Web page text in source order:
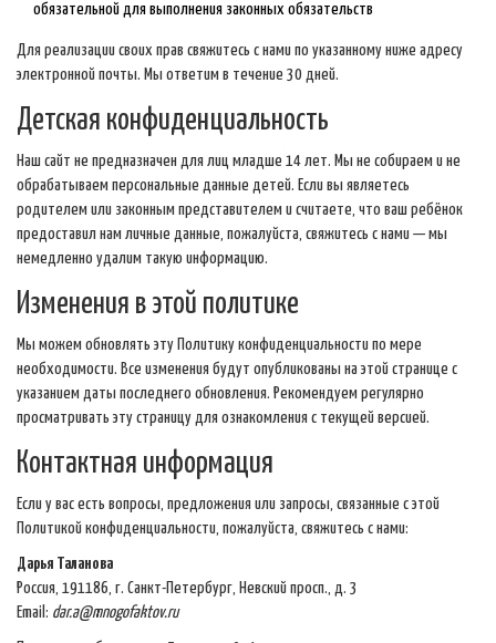
обязательной для выполнения законных обязательств
Для реализации своих прав свяжитесь с нами по указанному ниже адресу
электронной почты. Мы ответим в течение 30 дней.
Детская конфиденциальность
Наш сайт не предназначен для лиц младше 14 лет. Мы не собираем и не
обрабатываем персональные данные детей. Если вы являетесь
родителем или законным представителем и считаете, что ваш ребёнок
предоставил нам личные данные, пожалуйста, свяжитесь с нами — мы
немедленно удалим такую информацию.
Изменения в этой политике
Мы можем обновлять эту Политику конфиденциальности по мере
необходимости. Все изменения будут опубликованы на этой странице с
указанием даты последнего обновления. Рекомендуем регулярно
просматривать эту страницу для ознакомления с текущей версией.
Контактная информация
Если у вас есть вопросы, предложения или запросы, связанные с этой
Политикой конфиденциальности, пожалуйста, свяжитесь с нами:
Дарья Таланова
Россия, 191186, г. Санкт-Петербург, Невский просп., д. 3
Email: dar.a@mnogofaktov.ru